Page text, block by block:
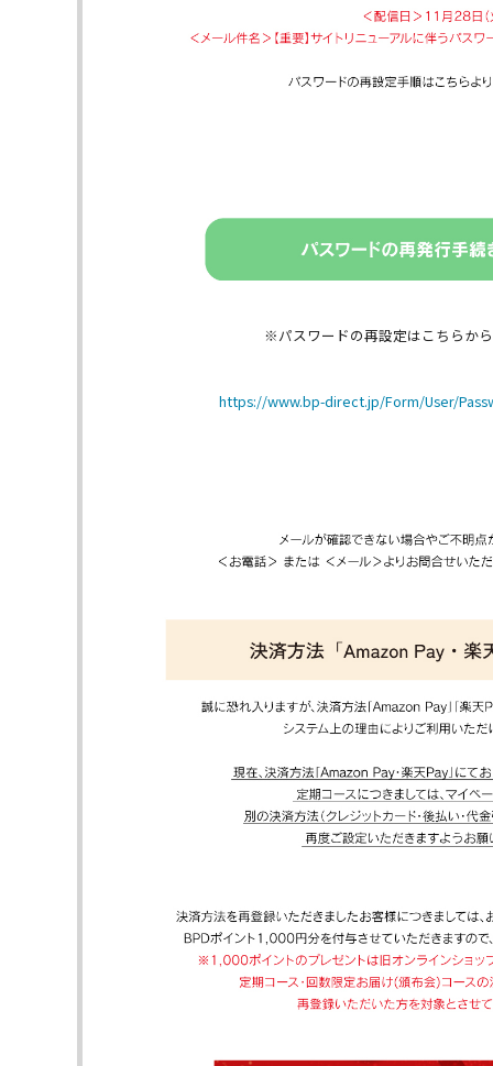
※パスワードの再設定はこちらか
https://www.bp-direct.jp/Form/User/